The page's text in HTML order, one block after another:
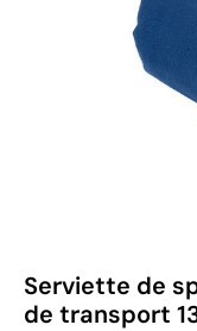
Serviette de
de transport